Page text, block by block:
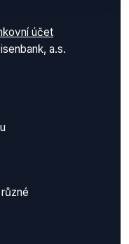
účet
a.s.